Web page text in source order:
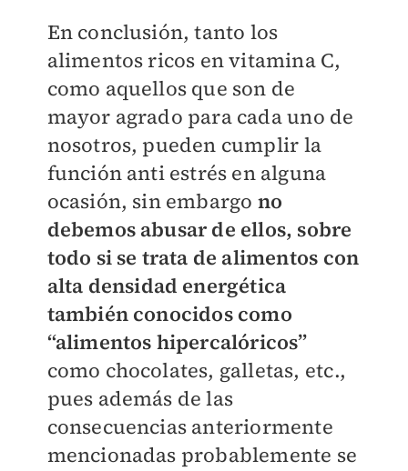
En conclusión, tanto los
alimentos ricos en vitamina C,
como aquellos que son de
mayor agrado para cada uno de
nosotros, pueden cumplir la
función anti estrés en alguna
ocasión, sin embargo no
debemos abusar de ellos, sobre
todo si se trata de alimentos con
alta densidad energética
también conocidos como
“alimentos hipercalóricos”
como chocolates, galletas, etc.,
pues además de las
consecuencias anteriormente
mencionadas probablemente se